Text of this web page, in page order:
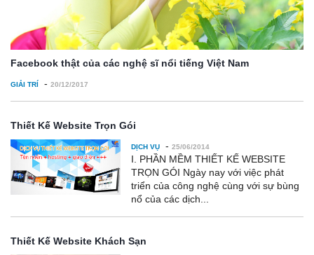
Facebook thật của các nghệ sĩ nổi tiếng Việt Nam
GIẢI TRÍ - 20/12/2017
Thiết Kế Website Trọn Gói
DỊCH VỤ - 25/06/2014
I. PHẦN MỀM THIẾT KẾ WEBSITE
TRỌN GÓI Ngày nay với việc phát
triển của công nghệ cùng với sự bùng
nổ của các dịch...
Thiết Kế Website Khách Sạn